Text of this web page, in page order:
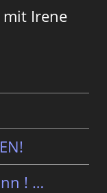
Irene
! …